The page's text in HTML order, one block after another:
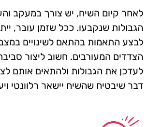
לאחר קיום השיח, יש צורך במעקב
הגבולות שנקבעו. ככל שזמן עובר,
לבצע התאמות בהתאם לשינויים
הצדדים המעורבים. חשוב ליצור
לעדכן את הגבולות ולהתאים אותם
דבר שיבטיח שהשיח יישאר רלוונטי